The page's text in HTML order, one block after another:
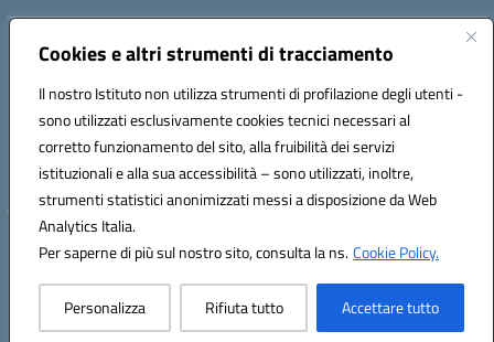
Cookies e altri strumenti di tracciamento
Il nostro Istituto non utilizza strumenti di profilazione degli utenti -
sono utilizzati esclusivamente cookies tecnici necessari al
corretto funzionamento del sito, alla fruibilità dei servizi
istituzionali e alla sua accessibilità – sono utilizzati, inoltre,
strumenti statistici anonimizzati messi a disposizione da Web
Analytics Italia.
Per saperne di più sul nostro sito, consulta la ns.Cookie Policy.
Personalizza Rifiuta tutto Accettare tutto
Indirizzo:Via Selicato, 1 71122 FOGGIA (FG)
Posta elettronica certificata (PEC):fgee01200c@pec.istruzione.it
Codice fiscale: 80005820719
Codice meccanografico: FGEE01200C
Hosting & Powered by 3D Solution S.r.l.
Concept & Design by Designers Italia